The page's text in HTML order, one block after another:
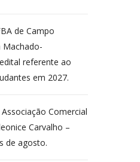
de Campo
Machado-
referente ao
em 2027.
Comercial
Carvalho –
de agosto.